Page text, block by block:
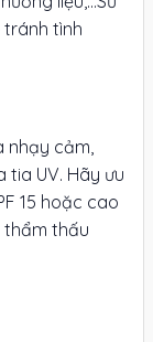
tình
cảm,
tia UV. Hãy ưu
15 hoặc cao
thẩm thấu